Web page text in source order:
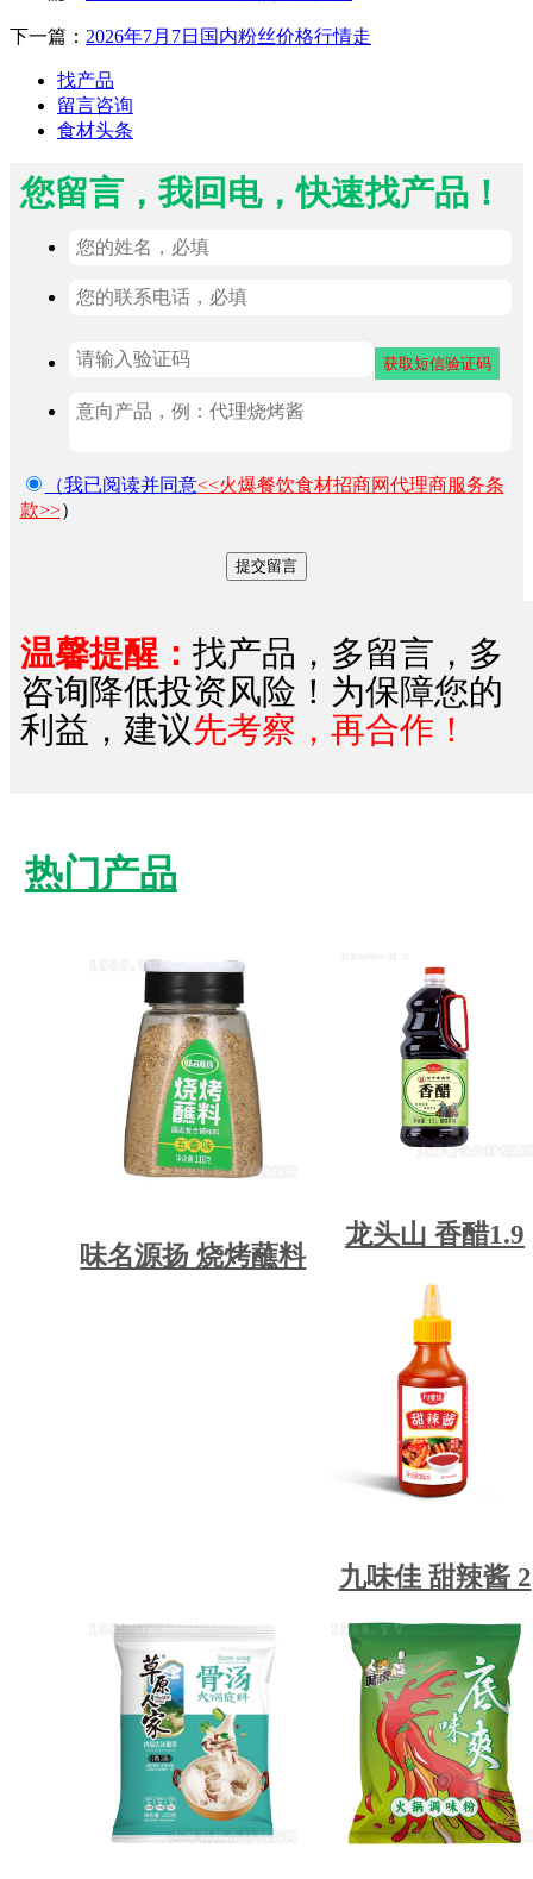
下一篇： 2026年7月7日国内粉丝价格行情走
找产品
留言咨询
食材头条
您留言，我回电，快速找产品！
（我已阅读并同意<<火爆餐饮食材招商网代理商服务条
款>>）
温馨提醒： 找产品，多留言，多
咨询降低投资风险！为保障您的
利益，建议先考察，再合作！
热门产品
味名源扬 烧烤蘸料
龙头山 香醋1.9
九味佳 甜辣酱 2